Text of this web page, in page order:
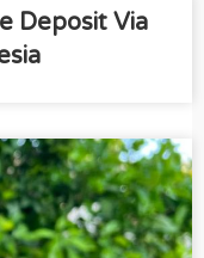
Deposit Via